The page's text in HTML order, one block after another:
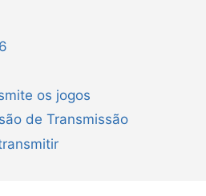
os jogos
de Transmissão